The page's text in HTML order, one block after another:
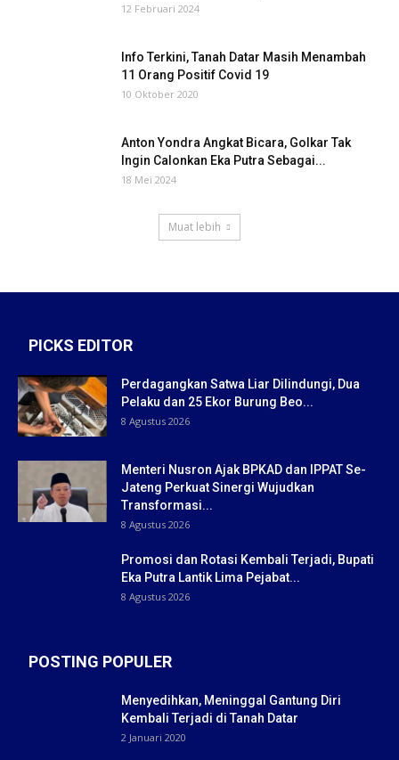
12 Februari 2024
Info Terkini, Tanah Datar Masih Menambah
11 Orang Positif Covid 19
10 Oktober 2020
Anton Yondra Angkat Bicara, Golkar Tak
Ingin Calonkan Eka Putra Sebagai...
18 Mei 2024
Muat lebih
PICKS EDITOR
Perdagangkan Satwa Liar Dilindungi, Dua
Pelaku dan 25 Ekor Burung Beo...
8 Agustus 2026
Menteri Nusron Ajak BPKAD dan IPPAT Se-
Jateng Perkuat Sinergi Wujudkan
Transformasi...
8 Agustus 2026
Promosi dan Rotasi Kembali Terjadi, Bupati
Eka Putra Lantik Lima Pejabat...
8 Agustus 2026
POSTING POPULER
Menyedihkan, Meninggal Gantung Diri
Kembali Terjadi di Tanah Datar
2 Januari 2020